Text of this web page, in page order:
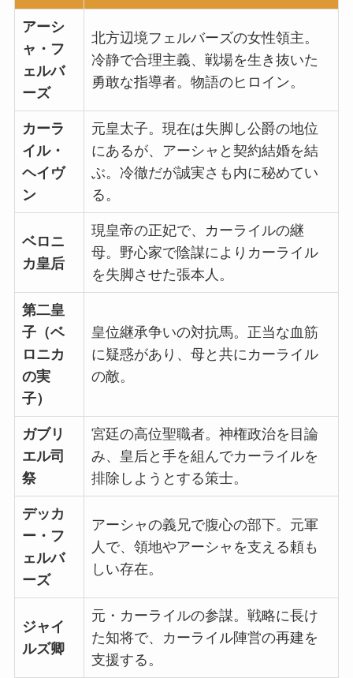
アーシ
ャ・フ
ェルバ
ーズ
北方辺境フェルバーズの女性領主。
冷静で合理主義、戦場を生き抜いた
勇敢な指導者。 物語のヒロイン。
カーラ
イル・
ヘイヴ
ン
元皇太子。現在は失脚し公爵の地位
にあるが、 アーシャと契約結婚を結
ぶ。冷徹だが誠実さも内に秘めてい
る。
ベロニ
カ皇后
現皇帝の正妃で、カーライルの継
母。野心家で陰謀によりカーライル
を失脚させた張本人。
第二皇
子（ベ
ロニカ
の実
子）
皇位継承争いの対抗馬。正当な血筋
に疑惑があり、母と共にカーライル
の敵。
ガブリ
エル司
祭
宮廷の高位聖職者。神権政治を目論
み、 皇后と手を組んでカーライルを
排除しようとする策士。
デッカ
ー・フ
ェルバ
ーズ
アーシャの義兄で腹心の部下。元軍
人で、領地やアーシャを支える頼も
しい存在。
ジャイ
ルズ卿
元・カーライルの参謀。戦略に長け
た知将で、カーライル陣営の再建を
支援する。